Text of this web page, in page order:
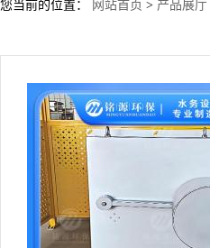
您当前的位置： 网站首页 > 产品展厅